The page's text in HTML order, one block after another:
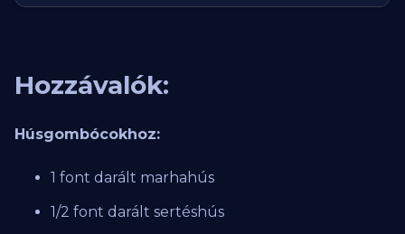
Hozzávalók:
Húsgombócokhoz:
1 font darált marhahús
1/2 font darált sertéshús